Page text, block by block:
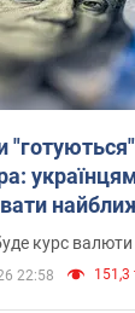
курс валюти
22:58 151,3